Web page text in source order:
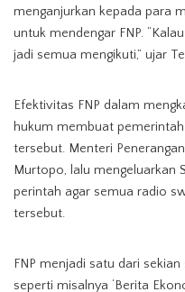
menganjurkan kepada para
untuk mendengar FNP.
jadi semua mengikuti,” ujar
Efektivitas FNP dalam
hukum membuat
tersebut. Menteri
Murtopo, lalu mengeluarkan
perintah agar semua radio
tersebut.
FNP menjadi satu dari
seperti misalnya ‘Berita